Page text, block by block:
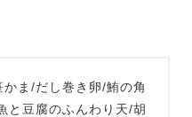
ま/だし巻き卵/鮪の角
と豆腐のふんわり天/胡